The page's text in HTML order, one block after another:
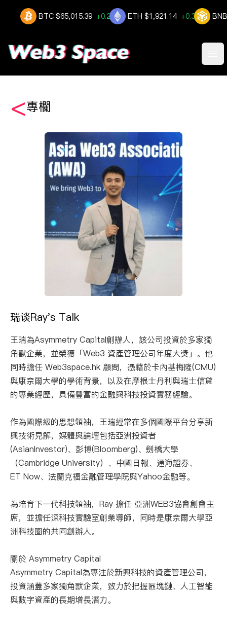
BTC $65,015.39 +0.239% ETH $1,921.14 +0.398% BNB
<專欄
瑞谈Ray's Talk
王瑞為Asymmetry Capital創辦人，該公司投資於多家獨
角獸企業，並榮獲「Web3 資產管理公司年度大獎」。他
同時擔任 Web3space.hk 顧問，憑藉於卡內基梅隆(CMU)
與康奈爾大學的學術背景，以及在摩根士丹利與瑞士信貸
的專業經歷，具備豐富的金融與科技投資實務經驗。
作為國際級的思想領袖，王瑞經常在多個國際平台分享新
興技術見解，媒體與論壇包括亞洲投資者
(AsianInvestor)、彭博(Bloomberg)、劍橋大學
（Cambridge University）、中國日報、通海證券、
ET Now、法蘭克福金融管理學院與Yahoo金融等。
為培育下一代科技領袖，Ray 擔任 亞洲WEB3協會創會主
席，並擔任深科技實驗室創業導師，同時是康奈爾大學亞
洲科技圈的共同創辦人。
關於 Asymmetry Capital
Asymmetry Capital為專注於新興科技的資產管理公司，
投資涵蓋多家獨角獸企業，致力於把握區塊鏈、人工智能
與數字資產的長期增長潛力。